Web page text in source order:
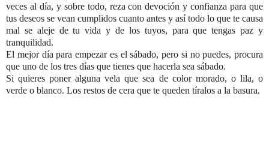
veces al día, y sobre todo, reza con devoción y confianza para que
tus deseos se vean cumplidos cuanto antes y así todo lo que te causa
mal se aleje de tu vida y de los tuyos, para que tengas paz y
tranquilidad.
El mejor día para empezar es el sábado, pero si no puedes, procura
que uno de los tres días que tienes que hacerla sea sábado.
Si quieres poner alguna vela que sea de color morado, o lila, o
verde o blanco. Los restos de cera que te queden tíralos a la basura.